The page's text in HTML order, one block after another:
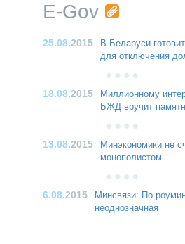
E-Gov
25.08.2015
В Беларуси
для отключения
18.08.2015
Миллионному
БЖД вручит
13.08.2015
Минэкономики не
монополистом
6.08.2015
Минсвязи: По
неоднозначная